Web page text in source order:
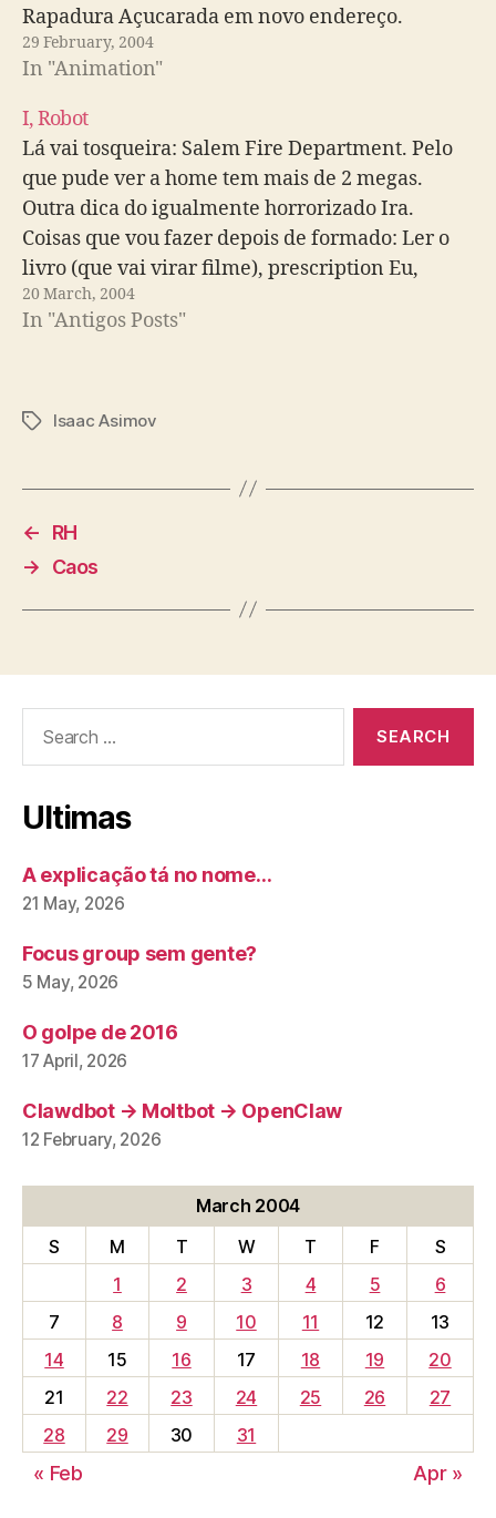
Rapadura Açucarada em novo endereço.
29 February, 2004
In "Animation"
I, Robot
Lá vai tosqueira: Salem Fire Department. Pelo
que pude ver a home tem mais de 2 megas.
Outra dica do igualmente horrorizado Ira.
Coisas que vou fazer depois de formado: Ler o
livro (que vai virar filme), prescription Eu,
Robot.
20 March, 2004
In "Antigos Posts"
TagsIsaac Asimov
←
RH
→
Caos
Ultimas
A explicação tá no nome…
21 May, 2026
Focus group sem gente?
5 May, 2026
O golpe de 2016
17 April, 2026
Clawdbot → Moltbot → OpenClaw
12 February, 2026
March 2004
S
M T W T F
S
1
2 3 4 5
6
7
8 9 10 11 12
13
14
15 16 17 18 19
20
21
22 23 24 25 26
27
28
29 30 31
« Feb Apr »